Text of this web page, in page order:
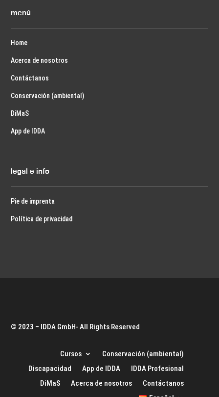
menú
Home
Acerca de nosotros
Contáctanos
Conservación (ambiental)
DiMaS
App de IDDA
legal e info
Pie de imprenta
Política de privacidad
© 2023 – IDDA GmbH- All Rights Reserved
Cursos
Conservación (ambiental)
Discapacidad
App de IDDA
IDDA Profesional
DiMaS
Acerca de nosotros
Contáctanos